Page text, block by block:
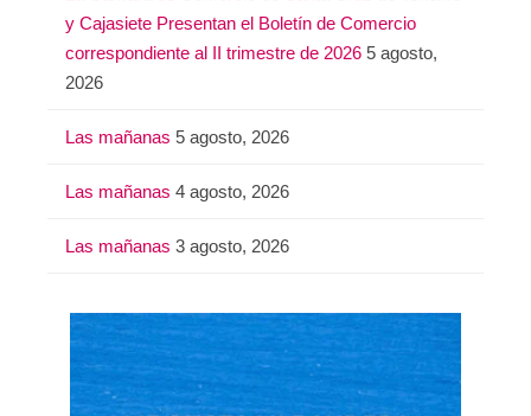
y Cajasiete Presentan el Boletín de Comercio
correspondiente al II trimestre de 2026 5 agosto,
2026
Las mañanas 5 agosto, 2026
Las mañanas 4 agosto, 2026
Las mañanas 3 agosto, 2026